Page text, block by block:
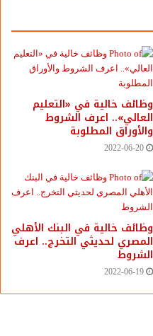
وظائف خالية في «التعليم
العالي».. اعرف الشروط
والأوراق المطلوبة
2022-06-20
وظائف خالية في البنك الأهلي
المصري لحديثي التخرج.. اعرف
الشروط
2022-06-19